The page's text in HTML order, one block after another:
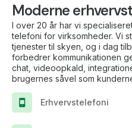
Moderne
I over 20 år har vi
telefoni for virksomheder. Vi
tjenester til skyen, og i dag
forbedrer kommunikationen
chat, videoopkald,
brugernes såvel som
Erhvervstelefoni